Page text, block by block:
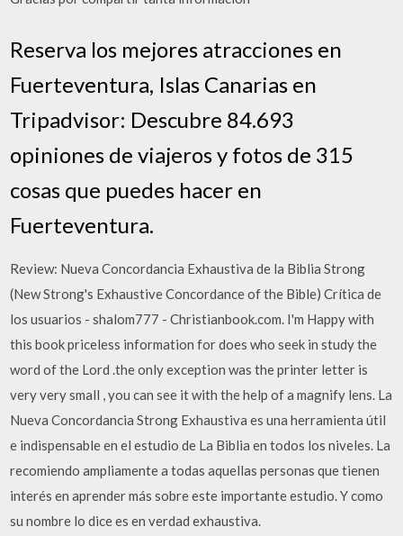
Reserva los mejores atracciones en
Fuerteventura, Islas Canarias en
Tripadvisor: Descubre 84.693
opiniones de viajeros y fotos de 315
cosas que puedes hacer en
Fuerteventura.
Review: Nueva Concordancia Exhaustiva de la Biblia Strong
(New Strong's Exhaustive Concordance of the Bible) Crítica de
los usuarios - shalom777 - Christianbook.com. I'm Happy with
this book priceless information for does who seek in study the
word of the Lord .the only exception was the printer letter is
very very small , you can see it with the help of a magnify lens. La
Nueva Concordancia Strong Exhaustiva es una herramienta útil
e indispensable en el estudio de La Biblia en todos los niveles. La
recomiendo ampliamente a todas aquellas personas que tienen
interés en aprender más sobre este importante estudio. Y como
su nombre lo dice es en verdad exhaustiva.